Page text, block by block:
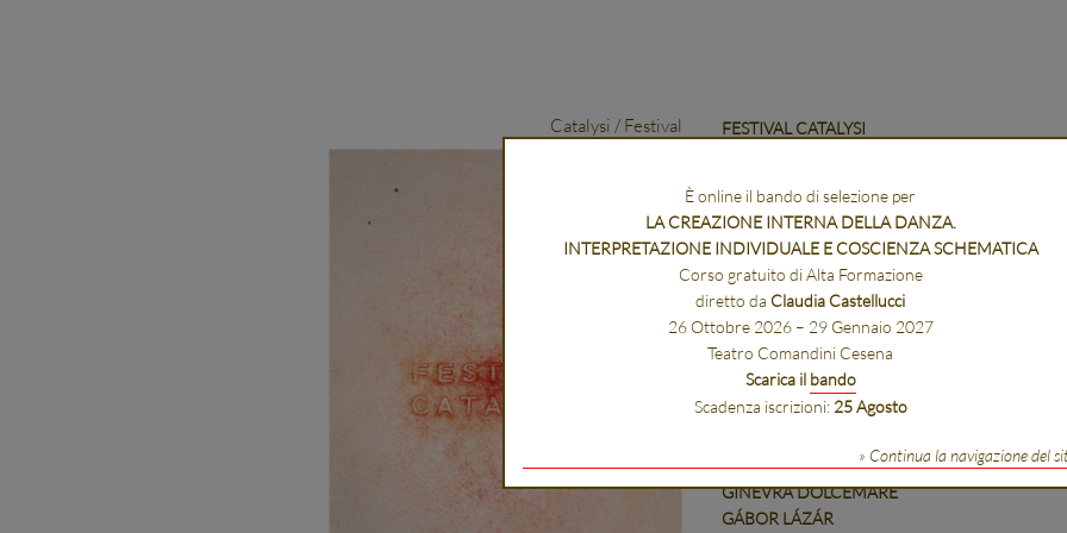
Catalysi / Festival
FESTIVAL CATALYSI
Teatro Comandini
Arena San Biagio
Biblioteca Malatestiana
Cesena
con
MARIA DEVAL
OVO
COMITATO CONTADO
MONIA MONTALI + FRANÇOIS BODEUX
TORSON + ROSSET
GINEVRA DOLCEMARE
GÁBOR LÁZÁR
È online il bando di selezione per
LA CREAZIONE INTERNA DELLA DANZA.
INTERPRETAZIONE INDIVIDUALE E COSCIENZA SCHEMATICA
Corso gratuito di Alta Formazione
diretto da Claudia Castellucci
26 Ottobre 2026 – 29 Gennaio 2027
Teatro Comandini Cesena
Scarica il bando
Scadenza iscrizioni: 25 Agosto
» Continua la navigazione del